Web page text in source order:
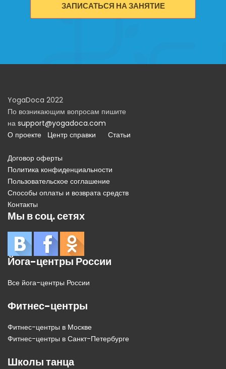
ЗАПИСАТЬСЯ НА ЗАНЯТИЕ
YogaDoca 2022
По возникающим вопросам пишите
на support@yogadoca.com
О проекте
Центр справки Статьи
Договор оферты
Политика конфиденциальности
Пользовательское соглашение
Способы оплаты и возврата средств
Контакты
Мы в соц. сетях
Йога-центры России
Все йога-центры России
Фитнес-центры
Фитнес-центры в Москве
Фитнес-центры в Санкт-Петербурге
Школы танца